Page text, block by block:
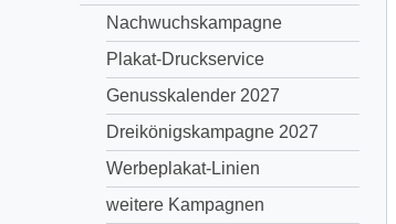
Nachwuchskampagne
Plakat-Druckservice
Genusskalender 2027
Dreikönigskampagne 2027
Werbeplakat-Linien
weitere Kampagnen